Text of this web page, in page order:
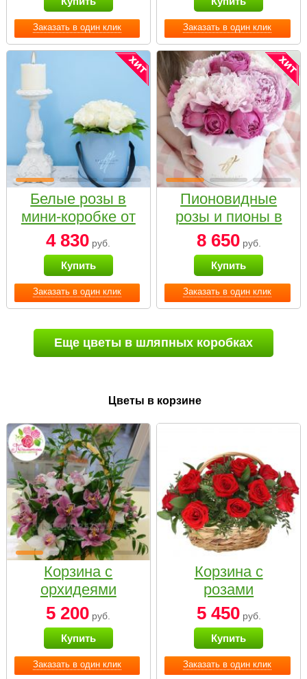
Заказать в один клик Заказать в один клик
Заказать в один клик
Белые розы в
мини-коробке от
Bella Fiori
4 830 руб.
Купить
Заказать в один клик
Пионовидные
розы и пионы в
белой коробке
Small
8 650руб.
Купить
Еще цветы в шляпных коробках
Цветы в корзине
Заказать в один клик
Корзина с
орхидеями
малая
5 200 руб.
Купить
Заказать в один клик
Корзина с
розами
«Красный
Париж»
5 450руб.
Купить